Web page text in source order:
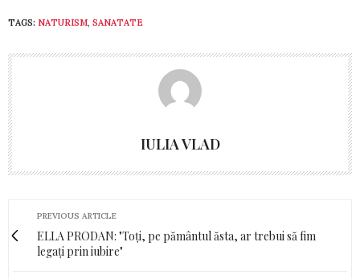
TAGS: NATURISM, SANATATE
IULIA VLAD
PREVIOUS ARTICLE
ELLA PRODAN: "Toți, pe pământul ăsta, ar trebui să fim
legați prin iubire"